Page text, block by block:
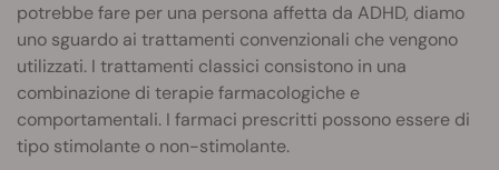
potrebbe fare per una persona affetta da ADHD, diamo
uno sguardo ai trattamenti convenzionali che vengono
utilizzati. I trattamenti classici consistono in una
combinazione di terapie farmacologiche e
comportamentali. I farmaci prescritti possono essere di
tipo stimolante o non-stimolante.